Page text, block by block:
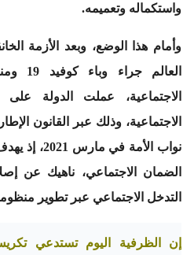
واستكماله وتعميمه.
وأمام هذا الوضع، وبعد الأزمة
الاجتماعية، عملت الدولة
نواب الأمة
الضمان الاجتماعي، ناهيك عن
التدخل الاجتماعي عبر تطوير
إن الظرفية اليوم تستدعي